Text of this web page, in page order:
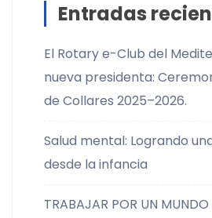
Entradas
El Rotary e-Club del
nueva presidenta:
de Collares 2025–2026.
Salud mental: Logrando
desde la infancia
TRABAJAR POR UN